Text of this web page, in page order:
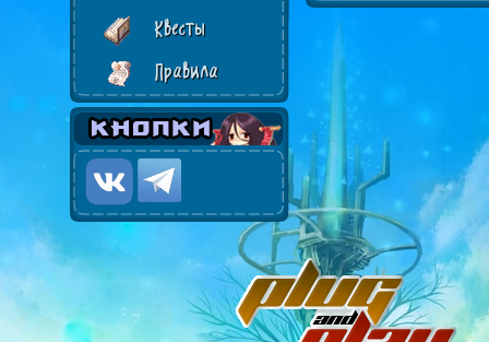
Квесты
Правила